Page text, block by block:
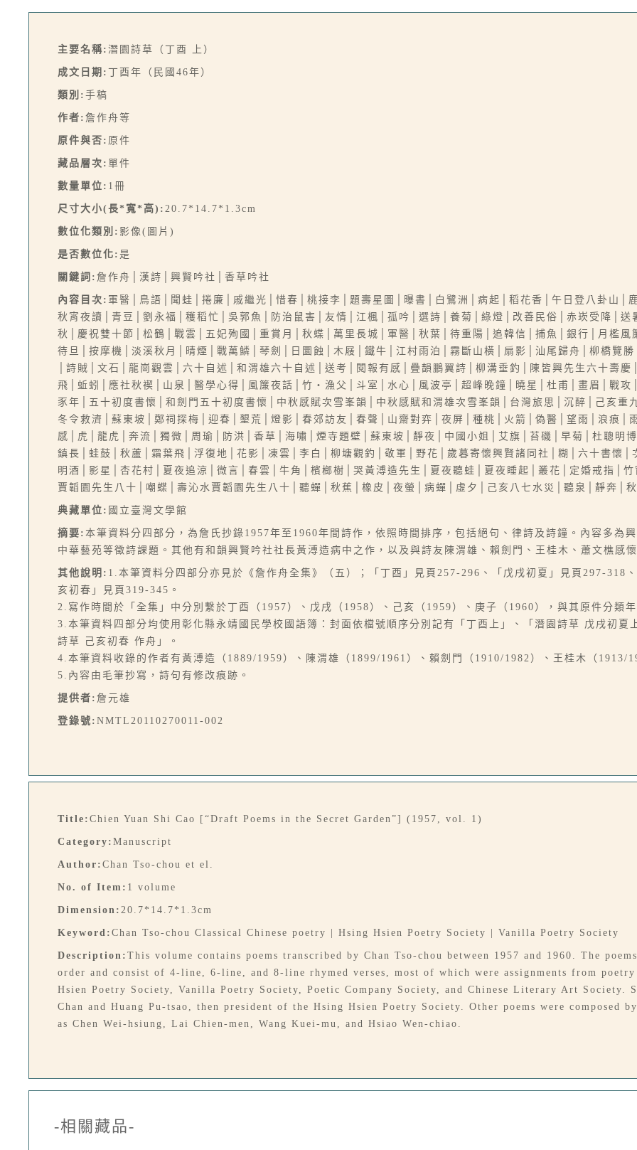
主要名稱: 潛園詩草（丁酉 上）
成文日期: 丁酉年（民國46年）
類別: 手稿
作者: 詹作舟等
原件與否: 原件
藏品層次: 單件
數量單位: 1冊
尺寸大小(長*寬*高): 20.7*14.7*1.3cm
數位化類別: 影像(圖片)
是否數位化: 是
關鍵詞: 詹作舟│漢詩│興賢吟社│香草吟社
內容目次: 軍醫│鳥語│聞蛙│捲廉│戚繼光│惜春│桃接李│題壽星圖│曝書│白鷺洲│病起│稻花香│午日登八卦山│
秋宵夜讀│青豆│劉永福│穫稻忙│吳郭魚│防治鼠害│友情│江楓│孤吟│選詩│養菊│綠燈│改善民俗│赤崁受降│
秋│慶祝雙十節│松鶴│戰雲│五妃殉國│重賞月│秋蝶│萬里長城│軍醫│秋葉│待重陽│追韓信│捕魚│銀行│月檻
待旦│按摩機│淡溪秋月│晴煙│戰萬鱗│琴劍│日圜蝕│木屐│鐵牛│江村雨泊│霧斷山橫│扇影│汕尾歸舟│柳橋覽
│詩賊│文石│龍崗觀雲│六十自述│和渭雄六十自述│送考│閱報有感│疊韻鵬翼詩│柳溝垂釣│陳皆興先生六十壽
飛│蚯蚓│應社秋禊│山泉│醫學心得│風簾夜話│竹・漁父│斗室│水心│風波亭│超峰晚鐘│曉星│杜甫│畫眉│戰
豕年│五十初度書懷│和劍門五十初度書懷│中秋感賦次雪峯韻│中秋感賦和渭雄次雪峯韻│台灣旅思│沉醉│己亥
冬令救濟│蘇東坡│鄭祠探梅│迎春│墾荒│燈影│春郊訪友│春聲│山齋對弈│夜屏│種桃│火箭│偽醫│望雨│浪痕│
感│虎│龍虎│奔流│獨微│周瑜│防洪│香草│海嘯│煙寺題壁│蘇東坡│靜夜│中國小姐│艾旗│苔磯│早菊│杜聰明
鎮長│蛙鼓│秋蘆│霜葉飛│浮復地│花影│凍雲│李白│柳塘觀釣│敬軍│野花│歲暮寄懷興賢諸同社│糊│六十書懷│
明酒│影星│杏花村│夏夜追涼│微言│春雲│牛角│檳榔樹│哭黃溥造先生│夏夜聽蛙│夏夜睡起│叢花│定婚戒指│
賈韜園先生八十│嘲蝶│壽沁水賈韜園先生八十│聽蟬│秋蕉│橡皮│夜螢│病蟬│虛夕│己亥八七水災│聽泉│靜奔│
典藏單位: 國立臺灣文學館
摘要: 本筆資料分四部分，為詹氏抄錄1957年至1960年間詩作，依照時間排序，包括絕句、律詩及詩鐘。內容多為
中華藝苑等徵詩課題。其他有和韻興賢吟社社長黃溥造病中之作，以及與詩友陳渭雄、賴劍門、王桂木、蕭文樵感
其他說明: 1.本筆資料分四部分亦見於《詹作舟全集》（五）；「丁酉」見頁257-296、「戊戌初夏」見頁297-318
亥初春」見頁319-345。
2.寫作時間於「全集」中分別繫於丁酉（1957）、戊戌（1958）、己亥（1959）、庚子（1960），與其原件分類
3.本筆資料四部分均使用彰化縣永靖國民學校國語簿：封面依檔號順序分別記有「丁酉上」、「潛園詩草 戊戌初夏
詩草 己亥初春 作舟」。
4.本筆資料收錄的作者有黃溥造（1889/1959）、陳渭雄（1899/1961）、賴劍門（1910/1982）、王桂木（1913/
5.內容由毛筆抄寫，詩句有修改痕跡。
提供者: 詹元雄
登錄號: NMTL20110270011-002
Title: Chien Yuan Shi Cao [“Draft Poems in the Secret Garden”] (1957, vol. 1)
Category: Manuscript
Author: Chan Tso-chou et el.
No. of Item: 1 volume
Dimension: 20.7*14.7*1.3cm
Keyword: Chan Tso-chou Classical Chinese poetry | Hsing Hsien Poetry Society | Vanilla Poetry Society
Description: This volume contains poems transcribed by Chan Tso-chou between 1957 and 1960. The
order and consist of 4-line, 6-line, and 8-line rhymed verses, most of which were assignments from
Hsien Poetry Society, Vanilla Poetry Society, Poetic Company Society, and Chinese Literary Art Society.
Chan and Huang Pu-tsao, then president of the Hsing Hsien Poetry Society. Other poems were composed
as Chen Wei-hsiung, Lai Chien-men, Wang Kuei-mu, and Hsiao Wen-chiao.
-相關藏品-